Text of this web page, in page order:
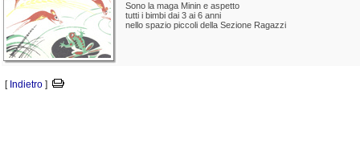
Sono la maga Minin e aspetto
tutti i bimbi dai 3 ai 6 anni
nello spazio piccoli della Sezione Ragazzi
[ Indietro ]